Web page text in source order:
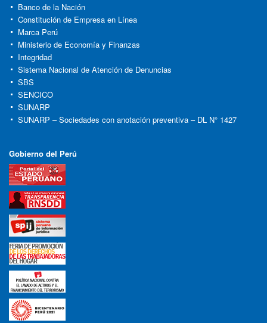
Banco de la Nación
Constitución de Empresa en Línea
Marca Perú
Ministerio de Economía y Finanzas
Integridad
Sistema Nacional de Atención de Denuncias
SBS
SENCICO
SUNARP
SUNARP – Sociedades con anotación preventiva – DL N° 1427
Gobierno del Perú